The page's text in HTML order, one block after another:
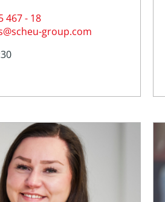
467 - 18
group.com